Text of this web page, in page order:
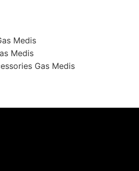
Medis
Medis
Gas Medis